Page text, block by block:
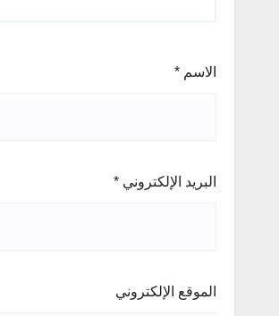
الاسم *
البريد الإلكتروني *
الموقع الإلكتروني